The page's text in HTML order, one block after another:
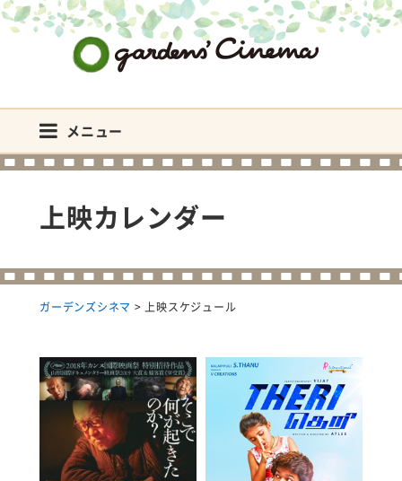
メニュー
上映カレンダー
ガーデンズシネマ >上映スケジュール